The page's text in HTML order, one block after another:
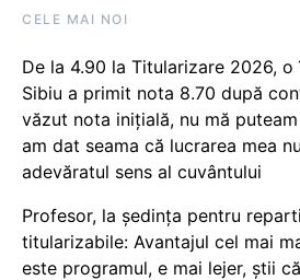
CELE MAI NOI
De la 4.90 la Titularizare 2026,
Sibiu a primit nota 8.70 după
văzut nota inițială, nu mă
am dat seama că lucrarea mea
adevăratul sens al cuvântului
Profesor, la ședința pentru
titularizabile: Avantajul cel mai
este programul, e mai lejer, știi